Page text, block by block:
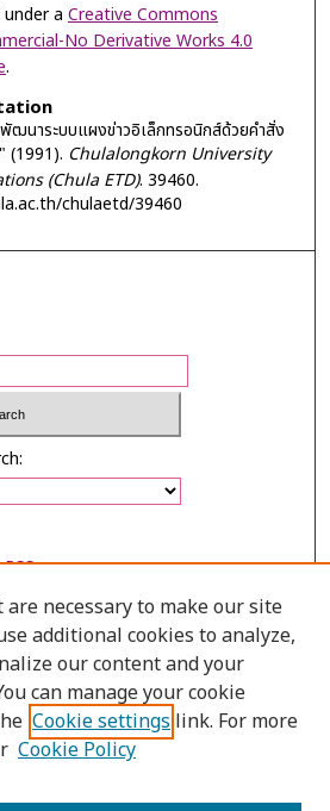
a Creative Commons
No Derivative Works 4.0
.
ฒนาระบบแผงข่าวอิเล็กทรอนิกส์ด้วยคำสั่ง
(1991). Chulalongkorn University
(Chula ETD). 39460.
chulaetd/39460
RSS
are necessary to make our site
additional cookies to analyze,
our content and your
can manage your cookie
Cookie settings link. For more
Cookie Policy